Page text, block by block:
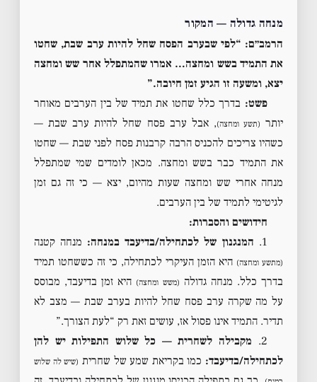
מנחה גדולה — המקור
הרמב״ם: “לפי שבערב הפסח שחל להיות ערב שבת, שחטו
את התמיד בשש ומחצה… אמרו שהמתפלל אחר שש ומחצה
יצא, ומשעה זו הגיע זמן חיובה.”
פשט: בדרך כלל שחטו את תמיד של בין הערבים מאוחר
יותר (תשע ומחצה), אבל ערב פסח שחל להיות ערב שבת —
כשהיו צריכים להכניס הרבה קרבנות פסח לפני שבת — שחטו
את התמיד כבר בשש ומחצה. מכאן לומדים שמי שמתפלל
מנחה אחרי שש ומחצה שעות מהיום, יצא — כי זה גם זמן
לגיטימי לתמיד של בין הערבים.
חידושים והסברות:
1.
המנגנון של לכתחילה/בדיעבד במנחה: מנחה קטנה
(מתשע ומחצה) היא הזמן העיקרי לכתחילה, כי זה כששחטו תמיד
בדרך כלל. מנחה גדולה (משש ומחצה) היא זמן בדיעבד, מבוסס
על מה שקרה ערב פסח שחל להיות בערב שבת — מצב לא
תדיר. התמיד אינו פסול אז, עושים זאת רק “לעת הצורך.”
2.
מקבילה לשחרית — כל שלוש התפילות יש להן
לכתחילה/בדיעבד: כמו בקריאת שמע של שחרית (שיש לה שלוש